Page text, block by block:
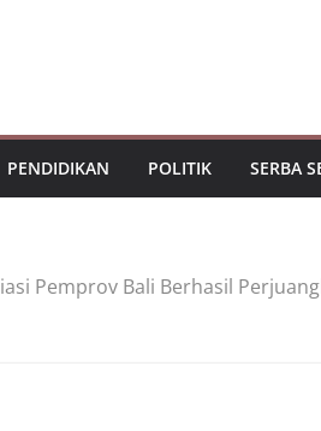
PENDIDIKAN POLITIK SERBA
Pemprov Bali Berhasil